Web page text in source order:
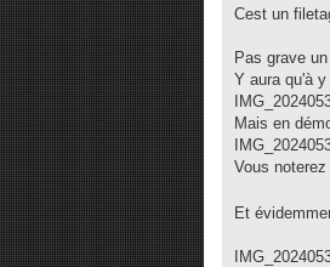
Cest un
Pas grave
Y aura qu'à y
Mais en
Vous
Et